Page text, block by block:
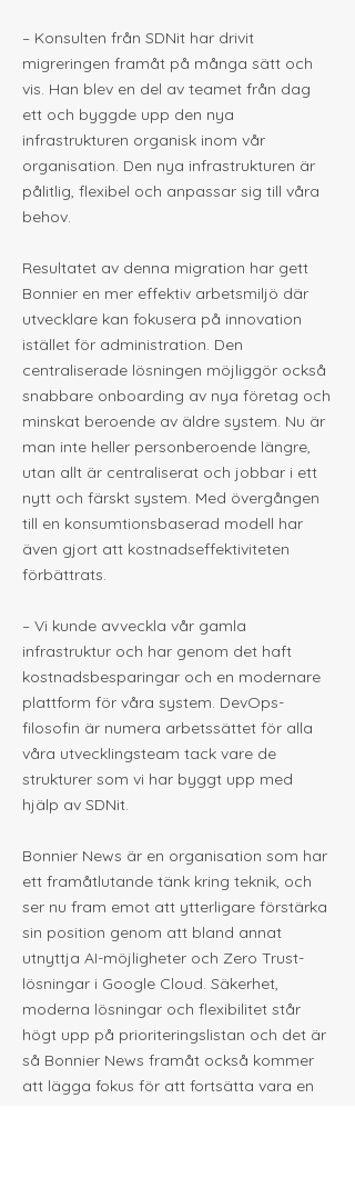
– Konsulten från SDNit har drivit
migreringen framåt på många sätt och
vis. Han blev en del av teamet från dag
ett och byggde upp den nya
infrastrukturen organisk inom vår
organisation. Den nya infrastrukturen är
pålitlig, flexibel och anpassar sig till våra
behov.
Resultatet av denna migration har gett
Bonnier en mer effektiv arbetsmiljö där
utvecklare kan fokusera på innovation
istället för administration. Den
centraliserade lösningen möjliggör också
snabbare onboarding av nya företag och
minskat beroende av äldre system. Nu är
man inte heller personberoende längre,
utan allt är centraliserat och jobbar i ett
nytt och färskt system. Med övergången
till en konsumtionsbaserad modell har
även gjort att kostnadseffektiviteten
förbättrats.
– Vi kunde avveckla vår gamla
infrastruktur och har genom det haft
kostnadsbesparingar och en modernare
plattform för våra system. DevOps-
filosofin är numera arbetssättet för alla
våra utvecklingsteam tack vare de
strukturer som vi har byggt upp med
hjälp av SDNit.
Bonnier News är en organisation som har
ett framåtlutande tänk kring teknik, och
ser nu fram emot att ytterligare förstärka
sin position genom att bland annat
utnyttja AI-möjligheter och Zero Trust-
lösningar i Google Cloud. Säkerhet,
moderna lösningar och flexibilitet står
högt upp på prioriteringslistan och det är
så Bonnier News framåt också kommer
att lägga fokus för att fortsätta vara en